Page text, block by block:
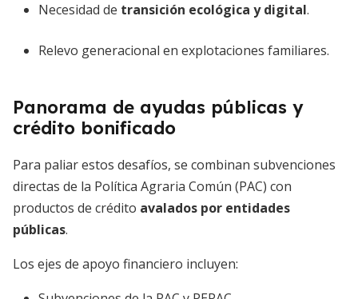
Necesidad de transición ecológica y digital.
Relevo generacional en explotaciones familiares.
Panorama de ayudas públicas y
crédito bonificado
Para paliar estos desafíos, se combinan subvenciones
directas de la Política Agraria Común (PAC) con
productos de crédito avalados por entidades
públicas.
Los ejes de apoyo financiero incluyen: